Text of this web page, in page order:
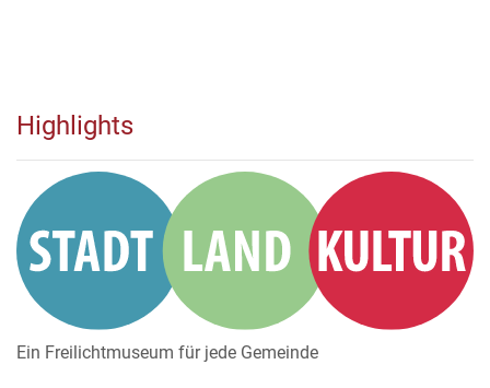
Highlights
Ein Freilichtmuseum für jede Gemeinde